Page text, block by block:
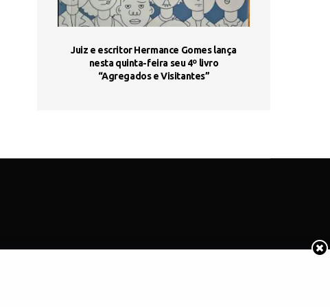
Juiz e escritor Hermance Gomes lança
nesta quinta-feira seu 4º livro
“Agregados e Visitantes”